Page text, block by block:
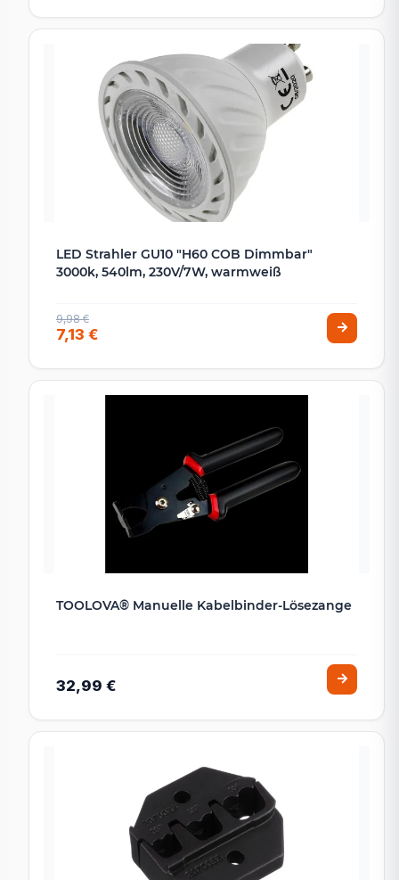
LED Strahler GU10 "H60 COB Dimmbar"
3000k, 540lm, 230V/7W, warmweiß
9,98 €
7,13 €
TOOLOVA® Manuelle Kabelbinder-Lösezange
32,99 €